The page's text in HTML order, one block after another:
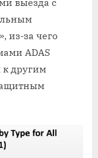
из-за чего
ADAS
другим